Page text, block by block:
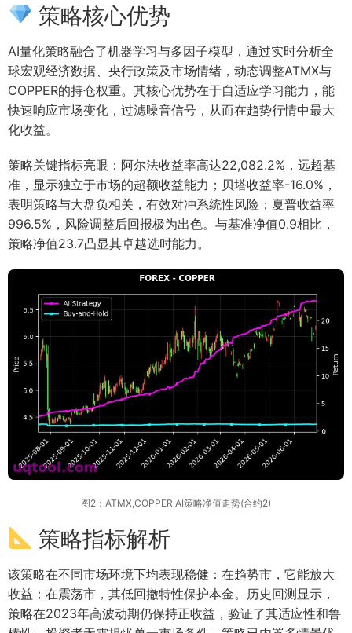
策略核心优势
AI量化策略融合了机器学习与多因子模型，通过实时分析全
球宏观经济数据、央行政策及市场情绪，动态调整ATMX与
COPPER的持仓权重。其核心优势在于自适应学习能力，能
快速响应市场变化，过滤噪音信号，从而在趋势行情中最大
化收益。
策略关键指标亮眼：阿尔法收益率高达22,082.2%，远超基
准，显示独立于市场的超额收益能力；贝塔收益率-16.0%，
表明策略与大盘负相关，有效对冲系统性风险；夏普收益率
996.5%，风险调整后回报极为出色。与基准净值0.9相比，
策略净值23.7凸显其卓越选时能力。
图2：ATMX,COPPER AI策略净值走势(合约2)
策略指标解析
该策略在不同市场环境下均表现稳健：在趋势市，它能放大
收益；在震荡市，其低回撤特性保护本金。历史回测显示，
策略在2023年高波动期仍保持正收益，验证了其适应性和鲁